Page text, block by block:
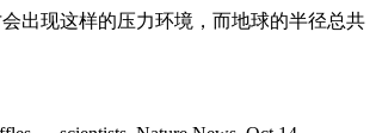
出现这样的压力环境，而地球的半径总共